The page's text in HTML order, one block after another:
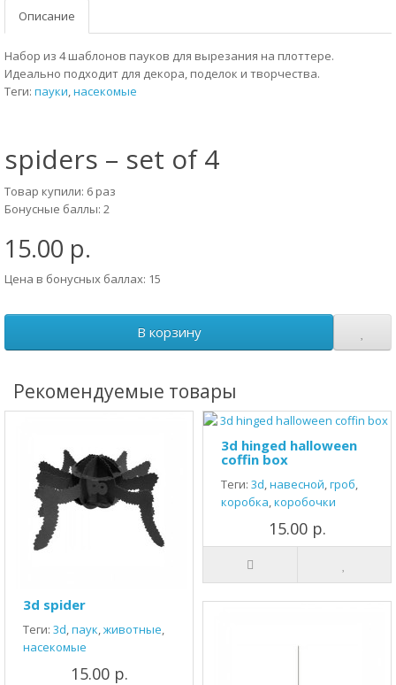
Описание
Набор из 4 шаблонов пауков для вырезания на плоттере.
Идеально подходит для декора, поделок и творчества.
Теги: пауки,насекомые
spiders – set of 4
Товар купили: 6 раз
Бонусные баллы: 2
15.00 р.
Цена в бонусных баллах: 15
В корзину
Рекомендуемые товары
3d spider
Теги: 3d,паук,животные,
насекомые
15.00 р.
3d hinged halloween
coffin box
Теги: 3d,навесной,гроб,
коробка,коробочки
15.00 р.